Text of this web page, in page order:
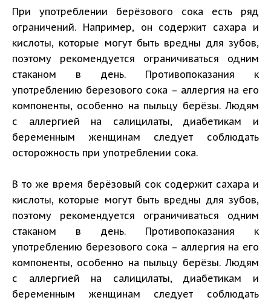
При употреблении берёзового сока есть ряд
ограничений. Например, он содержит сахара и
кислоты, которые могут быть вредны для зубов,
поэтому рекомендуется ограничиваться одним
стаканом в день. Противопоказания к
употреблению березового сока – аллергия на его
компоненты, особенно на пыльцу берёзы. Людям
с аллергией на салицилаты, диабетикам и
беременным женщинам следует соблюдать
осторожность при употреблении сока.
В то же время берёзовый сок содержит сахара и
кислоты, которые могут быть вредны для зубов,
поэтому рекомендуется ограничиваться одним
стаканом в день. Противопоказания к
употреблению березового сока – аллергия на его
компоненты, особенно на пыльцу берёзы. Людям
с аллергией на салицилаты, диабетикам и
беременным женщинам следует соблюдать